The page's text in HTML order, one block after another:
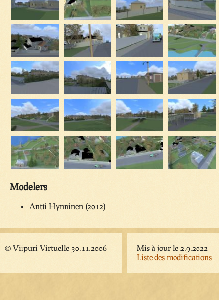
Modelers
Antti Hynninen (2012)
© Viipuri Virtuelle 30.11.2006
Mis à jour le 2.9.2022
Liste des modifications